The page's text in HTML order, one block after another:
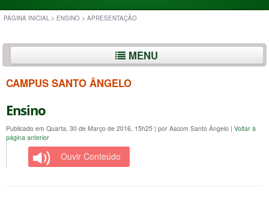
PÁGINA INICIAL > ENSINO > APRESENTAÇÃO
MENU
CAMPUS SANTO ÂNGELO
Ensino
Publicado em Quarta, 30 de Março de 2016, 15h25 | por Ascom Santo Ângelo | Voltar à
página anterior
Ouvir Conteúdo